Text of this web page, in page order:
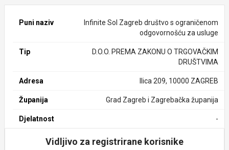
Puni naziv
Infinite Sol Zagreb društvo s ograničenom
odgovornošću za usluge
Tip
D.O.O. PREMA ZAKONU O TRGOVAČKIM
DRUŠTVIMA
Adresa Ilica 209, 10000 ZAGREB
Županija Grad Zagreb i Zagrebačka županija
Djelatnost -
Vidljivo za registrirane korisnike